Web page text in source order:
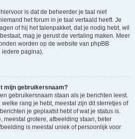
is dat de beheerder je taal niet
het forum in je taal vertaald heeft. Je
of hij het talenpakket, dat je nodig hebt, wil
mag je gerust de vertaling maken. Meer
worden op de website van phpBB
iedere pagina).
mijn gebruikersnaam?
gebruikersnaam staan als je berichten leest.
rang je hebt, meestal zijn dit sterretjes of
je geplaatst hebt of wat je status is.
meestal grotere, afbeelding staan, beter
is meestal uniek of persoonlijk voor